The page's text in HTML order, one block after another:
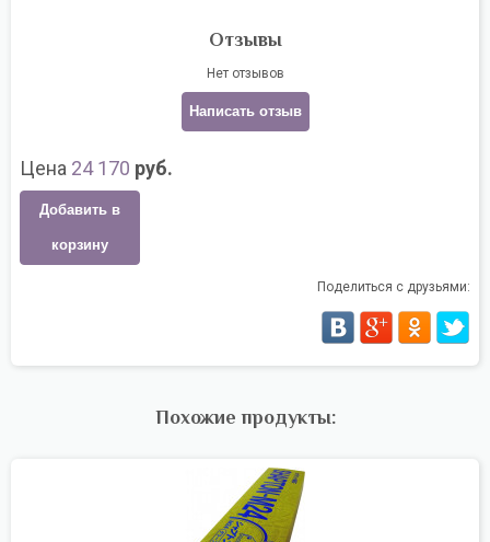
Отзывы
Нет отзывов
Написать отзыв
Цена 24 170 руб.
Добавить в
корзину
Поделиться с друзьями:
Похожие продукты: